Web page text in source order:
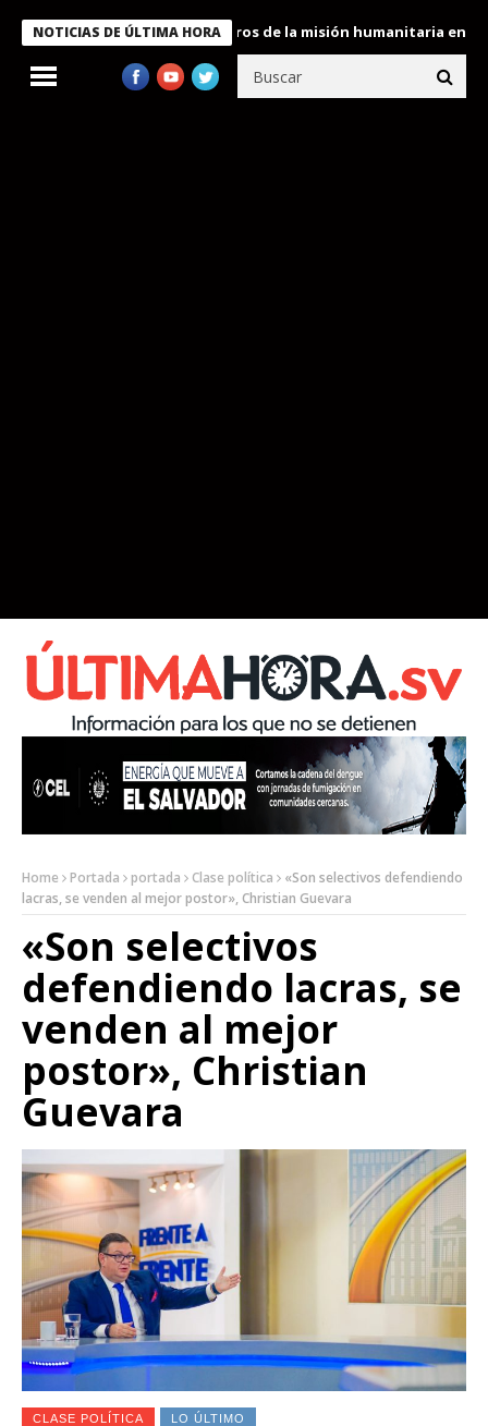
NOTICIAS DE ÚLTIMA HORA
condecora a miembros de la misión humanitaria enviada a
Home Portada portada Clase política
«Son selectivos defendiendo
lacras, se venden al mejor postor», Christian Guevara
«Son selectivos
defendiendo lacras, se
venden al mejor
postor», Christian
Guevara
CLASE POLÍTICA LO ÚLTIMO